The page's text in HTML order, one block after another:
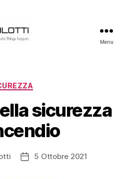
Menu
Categorie
sicurezza
Data5 Ottobre 2021